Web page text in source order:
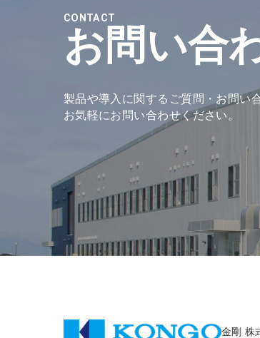
CONTACT
お問い合
製品や導入に関するご質問・お問い
お気軽にお問い合わせください。
金剛 株